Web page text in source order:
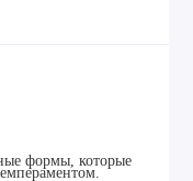
формы, которые